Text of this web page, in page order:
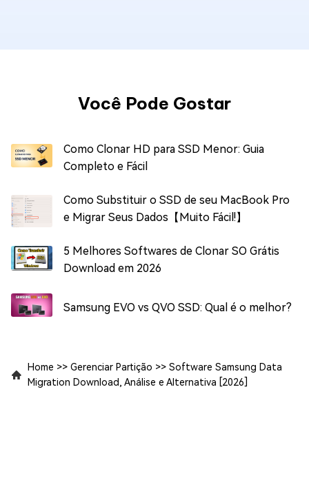
Você Pode Gostar
Como Clonar HD para SSD Menor: Guia
Completo e Fácil
Como Substituir o SSD de seu MacBook Pro
e Migrar Seus Dados【Muito Fácil!】
5 Melhores Softwares de Clonar SO Grátis
Download em 2026
Samsung EVO vs QVO SSD: Qual é o melhor?
Home >> Gerenciar Partição >> Software Samsung Data
Migration Download, Análise e Alternativa [2026]